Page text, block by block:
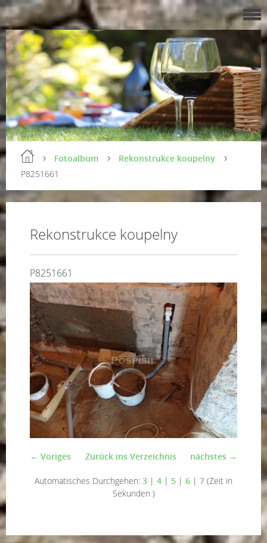
Fotoalbum
Rekonstrukce koupelny
P8251661
Rekonstrukce koupelny
P8251661
← Voriges nächstes →
Zurück ins Verzeichnis
Automatisches Durchgehen: 3 | 4 | 5 | 6 | 7 (Zeit in
Sekunden )